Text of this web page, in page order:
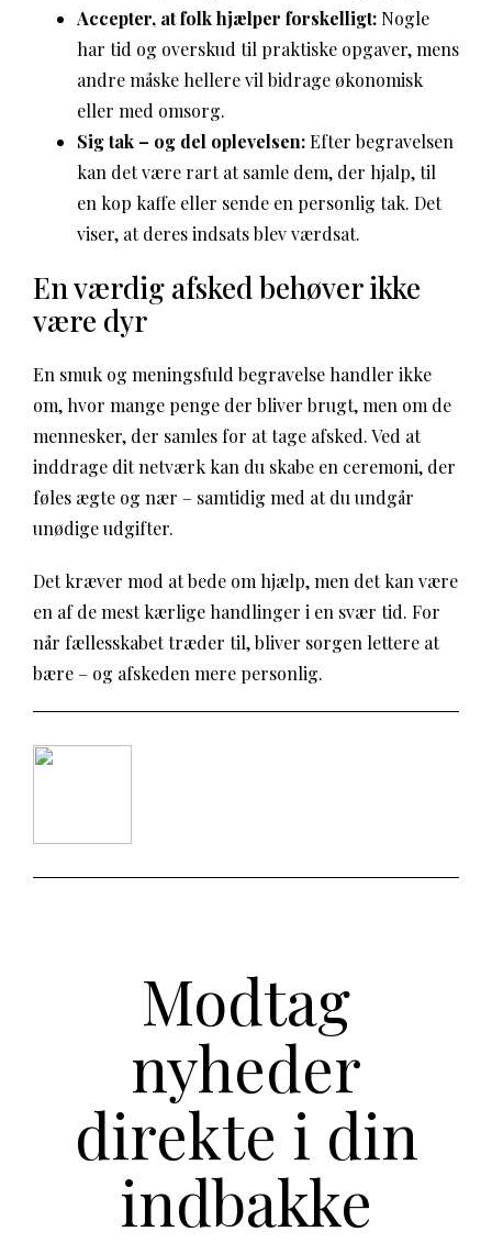
Accepter, at folk hjælper forskelligt: Nogle
har tid og overskud til praktiske opgaver, mens
andre måske hellere vil bidrage økonomisk
eller med omsorg.
Sig tak – og del oplevelsen:Efter begravelsen
kan det være rart at samle dem, der hjalp, til
en kop kaffe eller sende en personlig tak. Det
viser, at deres indsats blev værdsat.
En værdig afsked behøver ikke
være dyr
En smuk og meningsfuld begravelse handler ikke
om, hvor mange penge der bliver brugt, men om de
mennesker, der samles for at tage afsked. Ved at
inddrage dit netværk kan du skabe en ceremoni, der
føles ægte og nær – samtidig med at du undgår
unødige udgifter.
Det kræver mod at bede om hjælp, men det kan være
en af de mest kærlige handlinger i en svær tid. For
når fællesskabet træder til, bliver sorgen lettere at
bære – og afskeden mere personlig.
Modtag
nyheder
direkte i din
indbakke